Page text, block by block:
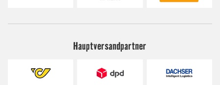
Hauptversandpartner